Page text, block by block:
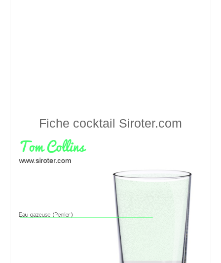
Fiche cocktail Siroter.com